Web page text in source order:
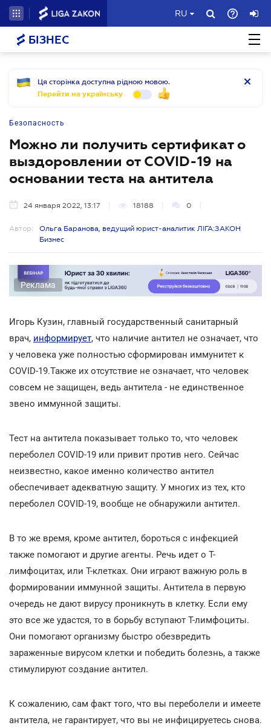
RU
БІЗНЕС
Ця сторінка доступна рідною мовою.
Перейти на українську
Безопасность
Можно ли получить сертификат о
выздоровлении от COVID-19 на
основании теста на антитела
24 января 2022, 13:17 18188 0
Автор:
Ольга Баранова, ведущий юрист-аналитик ЛІГА:ЗАКОН
Бизнес
Реклама
Игорь Кузин, главный государственный санитарный
врач, информирует, что наличие антител не означает, что
у человека уже полностью сформирован иммунитет к
COVID-19.Также их отсутствие не означает, что человек
совсем не защищен, ведь антитела - не единственное
звено иммунной защиты.
Тест на антитела показывает только то, что человек
переболел COVID-19 или привит против него. Сейчас
неизвестно, какое именно количество антител
обеспечивает адекватную защиту. У многих из тех, кто
переболел COVID-19, вообще не обнаружили антител.
В то же время, кроме антител, бороться с инфекцией
также помогают и другие агенты. Речь идет о Т-
лимфоцитах, или Т-клетках. Они играют важную роль в
формировании иммунной защиты. Антитела в первую
очередь не дают вирусу проникнуть в клетку. Если ему
это все же удастся, то в борьбу вступают Т-лимфоциты.
Они помогают организму быстро обезвредить
зараженные вирусом клетки и победить болезнь, а также
стимулируют создание антител.
К сожалению, сам факт того, что вы переболели и имеете
антитела, не гарантирует, что вы не инфицируетесь снова.